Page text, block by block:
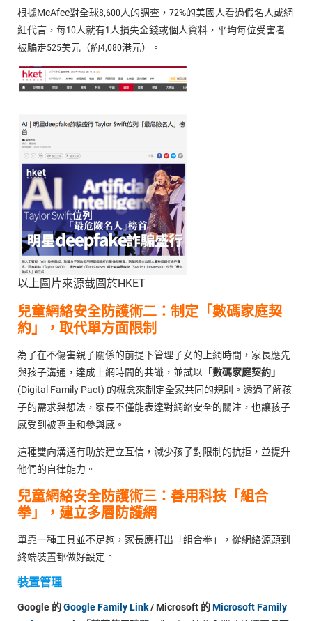
根據McAfee對全球8,600人的調查，72%的美國人看過假名人或網
紅代言，每10人就有1人損失金錢或個人資料，平均每位受害者
被騙走525美元（約4,080港元）。
以上圖片來源截圖於HKET
兒童網絡安全防護術二： 制定「數碼家庭契
約」，取代單方面限制
為了在不傷害親子關係的前提下管理子女的上網時間，家長應先
與孩子溝通，達成上網時間的共識，並試以 「數碼家庭契約」
(Digital Family Pact) 的概念來制定全家共同的規則。透過了解孩
子的需求與想法，家長不僅能表達對網絡安全的關注，也讓孩子
感受到被尊重和參與感。
這種雙向溝通有助於建立互信，減少孩子對限制的抗拒，並提升
他們的自律能力。
兒童網絡安全防護術三： 善用科技「組合
拳」，建立多層防護網
單靠一種工具並不足夠，家長應打出「組合拳」，從網絡源頭到
終端裝置都做好設定。
裝置管理
Google 的Google Family Link/ Microsoft 的Microsoft Family